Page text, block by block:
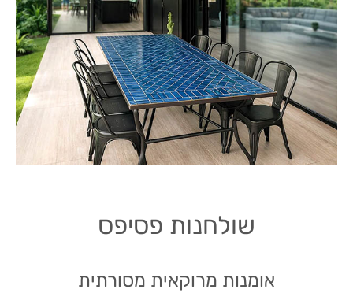
שולחנות פסיפס
אומנות מרוקאית מסורתית